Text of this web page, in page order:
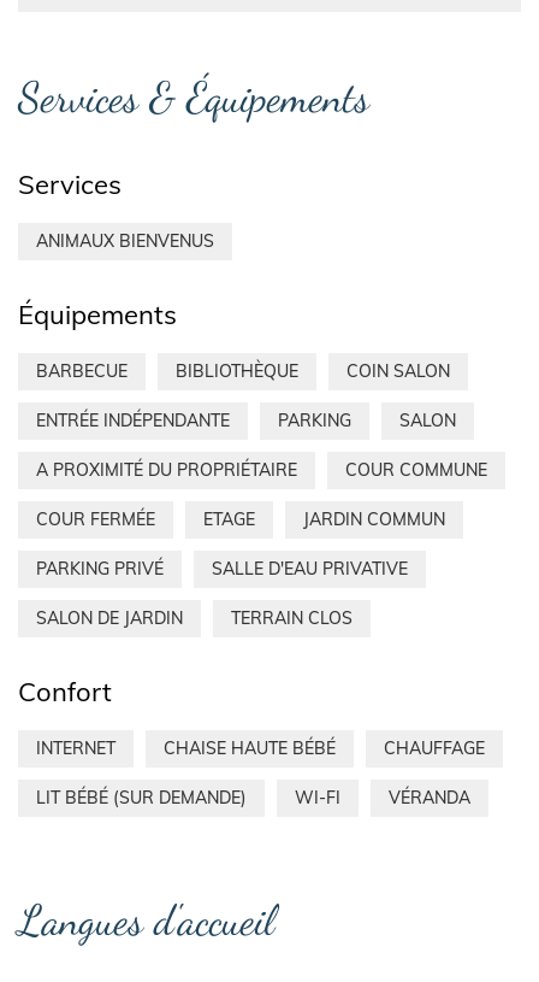
Services & Équipements
Services
ANIMAUX BIENVENUS
Équipements
BARBECUE BIBLIOTHÈQUE COIN SALON
ENTRÉE INDÉPENDANTE PARKING SALON
A PROXIMITÉ DU PROPRIÉTAIRE COUR COMMUNE
COUR FERMÉE ETAGE JARDIN COMMUN
PARKING PRIVÉ SALLE D'EAU PRIVATIVE
SALON DE JARDIN TERRAIN CLOS
Confort
INTERNET CHAISE HAUTE BÉBÉ CHAUFFAGE
LIT BÉBÉ (SUR DEMANDE) WI-FI VÉRANDA
Langues d'accueil